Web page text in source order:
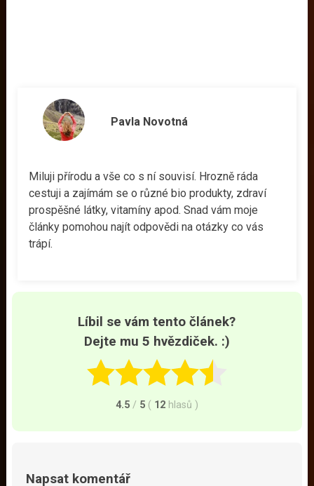
Pavla Novotná
Miluji přírodu a vše co s ní souvisí. Hrozně ráda
cestuji a zajímám se o různé bio produkty, zdraví
prospěšné látky, vitamíny apod. Snad vám moje
články pomohou najít odpovědi na otázky co vás
trápí.
Líbil se vám tento článek?
Dejte mu 5 hvězdiček. :)
4.5 / 5 ( 12 hlasů )
Napsat komentář